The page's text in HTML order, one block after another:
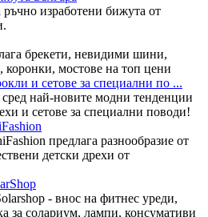
изработени бижута от
брекети, невидими шини,
коронки, мостове на топ цени
и сетове за специални по ...
най-новите модни тенденции
и сетове за специални поводи!
предлага разнообразие от
детски дрехи от
- внос на фитнес уреди,
за солариум, лампи, консумативи